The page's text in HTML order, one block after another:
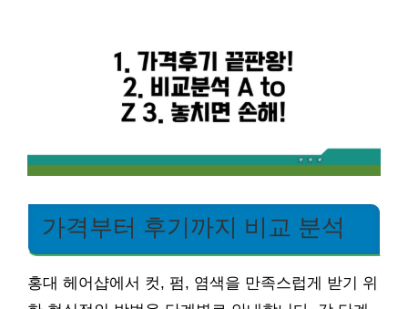
가격부터 후기까지 비교 분석
홍대 헤어샵에서 컷, 펌, 염색을 만족스럽게 받기 위